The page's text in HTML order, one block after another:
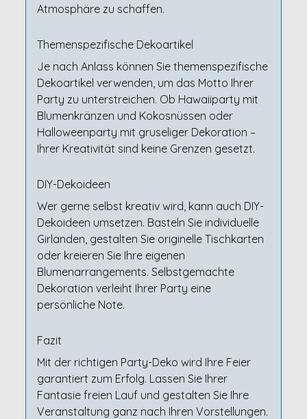
Atmosphäre zu schaffen.
Themenspezifische Dekoartikel
Je nach Anlass können Sie themenspezifische
Dekoartikel verwenden, um das Motto Ihrer
Party zu unterstreichen. Ob Hawaiiparty mit
Blumenkränzen und Kokosnüssen oder
Halloweenparty mit gruseliger Dekoration –
Ihrer Kreativität sind keine Grenzen gesetzt.
DIY-Dekoideen
Wer gerne selbst kreativ wird, kann auch DIY-
Dekoideen umsetzen. Basteln Sie individuelle
Girlanden, gestalten Sie originelle Tischkarten
oder kreieren Sie Ihre eigenen
Blumenarrangements. Selbstgemachte
Dekoration verleiht Ihrer Party eine
persönliche Note.
Fazit
Mit der richtigen Party-Deko wird Ihre Feier
garantiert zum Erfolg. Lassen Sie Ihrer
Fantasie freien Lauf und gestalten Sie Ihre
Veranstaltung ganz nach Ihren Vorstellungen.